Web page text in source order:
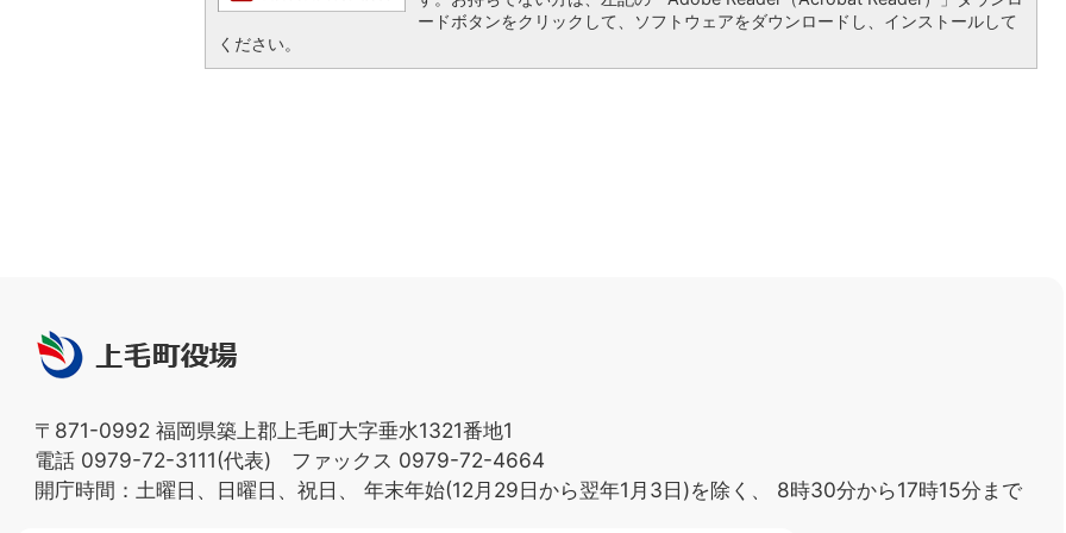
ードボタンをクリックして、ソフトウェアをダウンロードし、インストールして
ください。
上
毛
役
場
〒871-0992 福岡県築上郡上毛町大字垂水1321番地1
電話 0979-72-3111(代表) ファックス 0979-72-4664
開庁時間：土曜日、日曜日、祝日、
年末年始(12月29日から翌年1月3日)を除く、 8時30分から17時15分まで